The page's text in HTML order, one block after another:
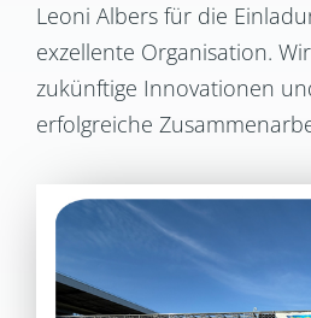
Leoni Albers für die
exzellente Organisation.
zukünftige Innovationen
erfolgreiche